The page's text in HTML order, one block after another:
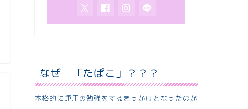
なぜ 「たぱこ」？？？
本格的に運用の勉強をするきっかけとなったのが